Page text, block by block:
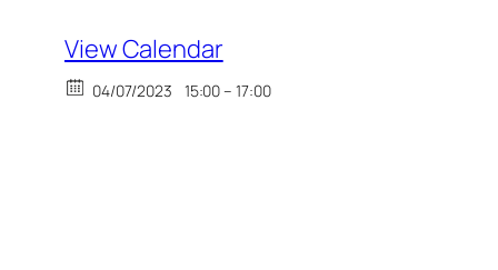
View Calendar
04/07/2023 15:00 – 17:00